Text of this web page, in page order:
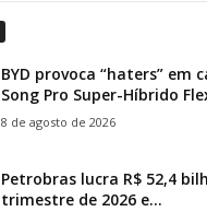
BYD provoca “haters” em
Song Pro Super-Híbrido
8 de agosto de 2026
Petrobras lucra R$ 52,4
trimestre de 2026 e...